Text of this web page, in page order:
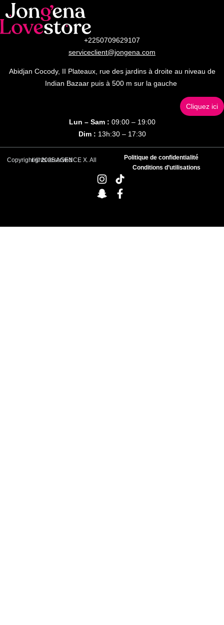
+2250709629107
serviceclient@jongena.com
Abidjan Cocody, II Plateaux, rue des jardins à droite au niveau de
Indian Bazaar puis à 500 m sur la gauche
Cliquez ici
Lun – Sam : 09:00 – 19:00
Dim : 13h:30 – 17:30
Copyright © 2025 AGENCE X. All rights reserved
Politique de confidentialité
Conditions d’utilisations